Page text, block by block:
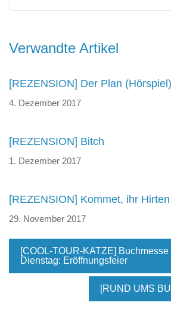
Verwandte Artikel
[REZENSION] Der Plan (Hörspiel)
4. Dezember 2017
[REZENSION] Bitch
1. Dezember 2017
[REZENSION] Kommet, ihr
29. November 2017
Beitragsnavigation
[COOL-TOUR-KATZE]
Dienstag: Eröffnungsfeier
[RUND UMS